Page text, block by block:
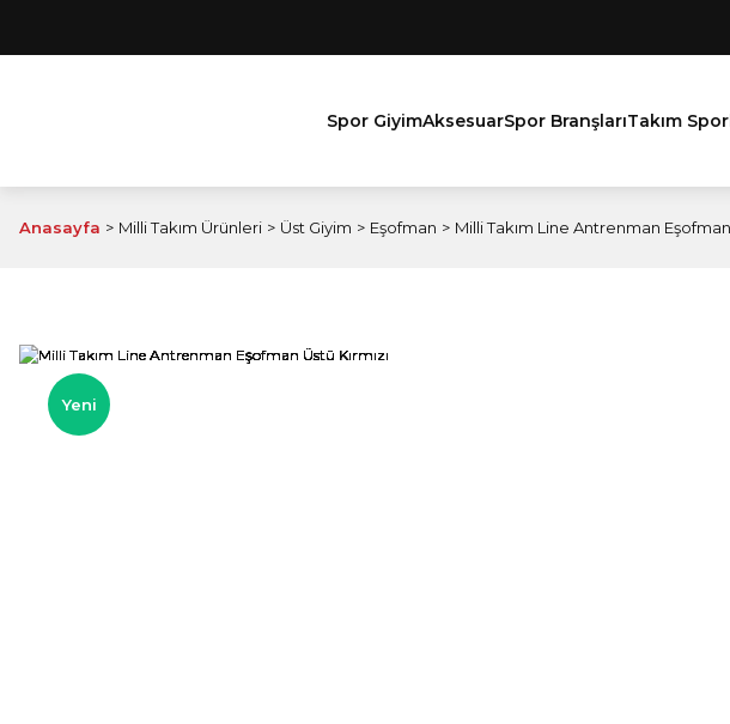
Spor GiyimAksesuarSpor BranşlarıTakım
Anasayfa Milli Takım Ürünleri Üst Giyim Eşofman Milli Takım Line Antrenman Eşofman
Yeni